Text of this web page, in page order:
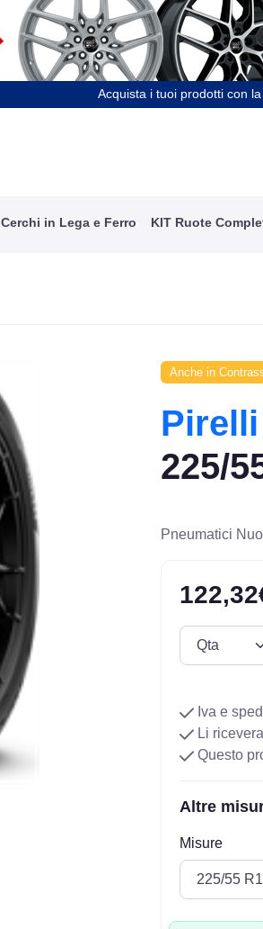
Acquista i tuoi prodotti con
Cerchi in Lega e Ferro KIT Ruote
Anche in
Pirelli
225/
Pneumatici
Iva e
Li
Questo
Altre
Misure